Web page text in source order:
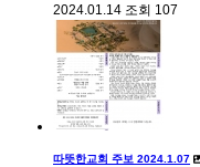
2024.01.14 조회 107
따뜻한교회 주보 2024.1.07